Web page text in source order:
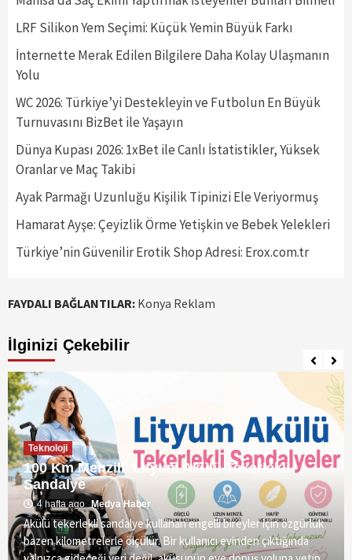
LRF Silikon Yem Seçimi: Küçük Yemin Büyük Farkı
İnternette Merak Edilen Bilgilere Daha Kolay Ulaşmanın
Yolu
WC 2026: Türkiye’yi Destekleyin ve Futbolun En Büyük
Turnuvasını BizBet ile Yaşayın
Dünya Kupası 2026: 1xBet ile Canlı İstatistikler, Yüksek
Oranlar ve Maç Takibi
Ayak Parmağı Uzunluğu Kişilik Tipinizi Ele Veriyormuş
Hamarat Ayşe: Çeyizlik Örme Yetişkin ve Bebek Yelekleri
Türkiye’nin Güvenilir Erotik Shop Adresi: Erox.com.tr
FAYDALI BAĞLANTILAR: Konya Reklam
İlginizi Çekebilir
Teknoloji
100 Km Menzilli Lityum Akülü Tekerlekli
Sandalye
4 hafta ago Medya Haber
Akülü tekerlekli sandalye kullanan engelli bireyler için özgürlük
bazen kilometrelerle ölçülür. Bir kullanıcı evinden çıktığında